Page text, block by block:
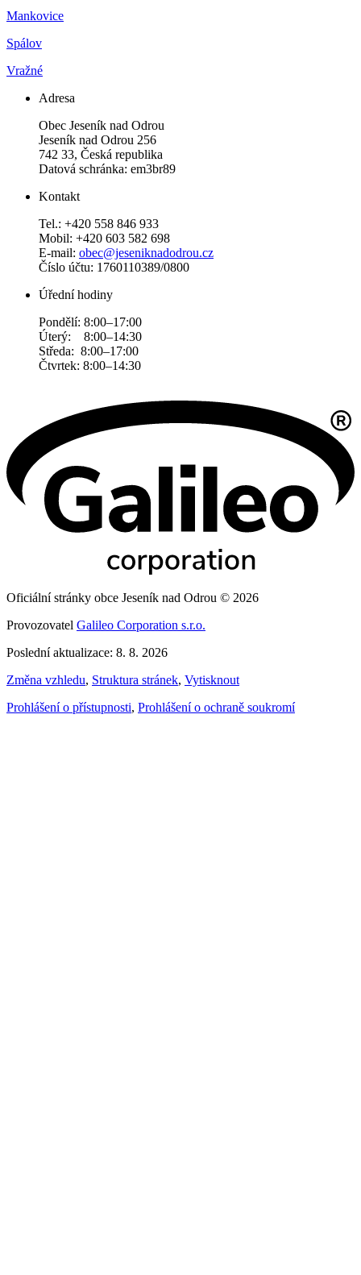
Mankovice
Spálov
Vražné
Adresa
Obec Jeseník nad Odrou
Jeseník nad Odrou 256
742 33, Česká republika
Datová schránka: em3br89
Kontakt
Tel.: +420 558 846 933
Mobil: +420 603 582 698
E-mail: obec@jeseniknadodrou.cz
Číslo účtu: 1760110389/0800
Úřední hodiny
Pondělí: 8:00–17:00
Úterý: 8:00–14:30
Středa: 8:00–17:00
Čtvrtek: 8:00–14:30
Oficiální stránky obce Jeseník nad Odrou © 2026
Provozovatel Galileo Corporation s.r.o.
Poslední aktualizace: 8. 8. 2026
Změna vzhledu, Struktura stránek, Vytisknout
Prohlášení o přístupnosti, Prohlášení o ochraně soukromí